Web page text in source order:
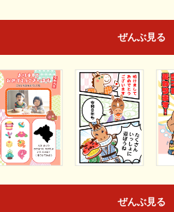
ぜんぶ見る
ぜんぶ見る